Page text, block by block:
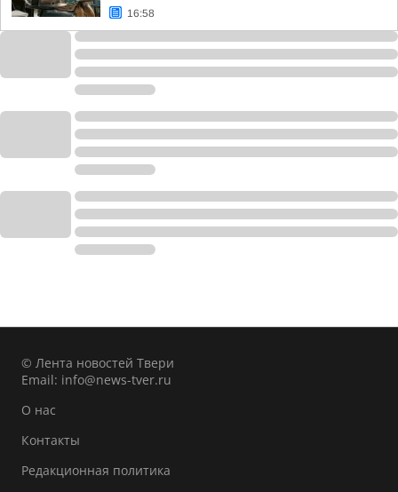
16:58
© Лента новостей Твери
Email: info@news-tver.ru
О нас
Контакты
Редакционная политика